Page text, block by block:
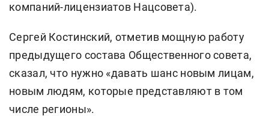
компаний-лицензиатов Нацсовета).
Сергей Костинский, отметив мощную работу
предыдущего состава Общественного совета,
сказал, что нужно «давать шанс новым лицам,
новым людям, которые представляют в том
числе регионы».